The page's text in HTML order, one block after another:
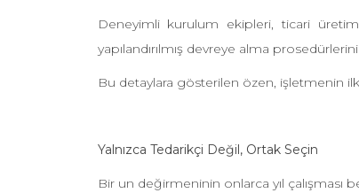
Deneyimli kurulum ekipleri, ticari
yapılandırılmış devreye alma
Bu detaylara gösterilen özen, işletmenin
Yalnızca Tedarikçi Değil, Ortak Seçin
Bir un değirmeninin onlarca yıl